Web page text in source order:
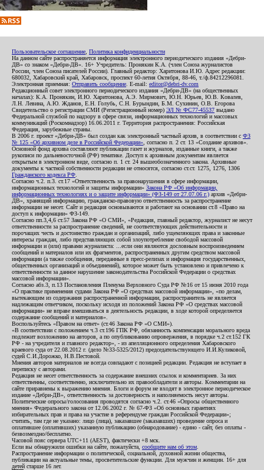
Пользовательское соглашение Политика конфиденциальности
На данном сайте распространяется информация электронного периодического издания «Дебри-
ДВ» со знаком «Дебри-ДВ». 16+ Учредитель: Пронякин К.А. (член Союза журналистов
России, член Союза писателей России). Главный редактор: Харитонова И.Ю. Адрес редакции:
680032, Хабаровский край, Хабаровск, проспект 60-летия Октября, 88-46, т./ф.84212296081.
Электронная приемная: Отправить сообщение . E-mail: editor@debri-dv.com
Редакционный совет электронного периодического издания «Дебри-ДВ» (на общественных
началах): К.А. Пронякин, И.Ю. Харитонова, А.Э. Мирмович, Ю.Н. Юрьев, Ю.В. Ковалев,
Л.Н. Левина, А.Ю. Жданов, Е.Н. Голубь, С.Н. Бурындин, Б.М. Сухинин, О.В. Егорова
Свидетельство о регистрации СМИ (Регистрационный номер) ЭЛ № ФС77-45537 выдано
Федеральной службой по надзору в сфере связи, информационных технологий и массовых
коммуникаций (Роскомнадзор) 16.06.2011 г. Территория распространения: Российская
Федерация, зарубежные страны.
В 2006 г. проект «Дебри-ДВ» был создан как электронный частный архив, в соответствии с ФЗ
№ 125 «Об архивном деле в Российской Федерации» , согласно п. 2 ст. 13 «Создание архивов».
Основной фонд архива составляют публикации газет и журналов, изданные книги, а также
рукописи по дальневосточной (РФ) тематике. Доступ к архивным документам является
открытым в электронном виде, согласно п. 1 ст. 24 вышеобозначенного закона. Архивные
документы к частной собственности редакции не относятся, согласно ст.ст. 1275, 1276, 1306
Гражданского кодекса РФ
Согласно ч.2. п.3. ст.17 «Ответственность за правонарушения в сфере информации,
информационных технологий и защиты информации» Закона РФ «Об информации,
информационных технологиях и о защите информации» (ФЗ-149 от 27.07.06 г.) архив «Дебри-
ДВ», хранящий информацию, гражданско-правовую ответственность за распространение
информации не несет. Сайт и редакция основываются и работают на основании ст.8 «Право на
доступ к информации» ФЗ-149.
Согласно пп.3,4,6 ст.57 Закона РФ «О СМИ», «Редакция, главный редактор, журналист не несут
ответственности за распространение сведений, не соответствующих действительности и
порочащих честь и достоинство граждан и организаций, либо ущемляющих права и законные
интересы граждан, либо представляющих собой злоупотребление свободой массовой
информации и (или) правами журналиста: ...если они являются дословным воспроизведением
сообщений и материалов или их фрагментов, распространенных другим средством массовой
информации (а также сообщения, переданные в пресс-релизах и информация государственных,
общественных организаций и объединений), которое может быть установлено и привлечено к
ответственности за данное нарушение законодательства Российской Федерации о средствах
массовой информации».
Согласно абз.3, п.13 Постановления Пленума Верховного Суда РФ №16 от 15 июня 2010 года
«О практике применения судами Закона РФ «О средствах массовой информации», «по делам,
вытекающим из содержания распространенной информации, распространитель не является
надлежащим ответчиком, поскольку исходя из положений Закона РФ «О средствах массовой
информации» не вправе вмешиваться в деятельность редакции, в ходе которой определяется
содержание сообщений и материалов».
Воспользуйтесь «Правом на ответ» (ст.46 Закона РФ «О СМИ»).
«В соответствии с положением ч.3 ст.196 ГПК РФ, обязанность компенсации морального вреда
подлежит возложению на авторов, а по опубликованию опровержения, в порядке ч.2 ст.152 ГК
РФ - на учредителя и главного редактор», - из апелляционного определения Хабаровского
краевого суда от 22.08.2012 г. (дело №33-5325/2012) председательствующего И.И.Куликовой,
судей С.И.Дорожко, Н.В.Пестовой.
Мнения авторов материалов не всегда совпадают с позицией редакции. Редакция не вступает в
переписку с авторами.
Редакция не несет ответственность за содержание внешних ссылок и комментариев. За них
ответственны, соответственно, исключительно их правообладатели и авторы. Комментарии на
сайте приравнены к выражению мнения. Блоги и форум не входят в электронное периодическое
издание «Дебри-ДВ», ответственность за достоверность и наполняемость несут авторы.
Политические опросы/голосования проводятся согласно ч.2. ст.46 «Опросы общественного
мнения» Федерального закона от 12.06.2002 г. № 67-ФЗ «Об основных гарантиях
избирательных прав и права на участие в референдуме граждан Российской Федерации»;
считать, там где не указано: лицо (лица), заказавшее (заказавших) проведение опроса и
оплатившее (оплативших) указанную публикацию (обнародование) - едино - сайт, без оплаты -
безвозмездно/бесплатно.
Часовой пояс сервера UTC+11 (AEST), фактически +8 мск.
Если вы обнаружили ошибки на сайте, пожалуйста, сообщите нам об этом
Распространение информации о политической, социальной, духовной жизни общества,
публикации на актуальные темы, просветительские функции. Для мужчин и женщин. 16+ для
детей старше 16 лет.